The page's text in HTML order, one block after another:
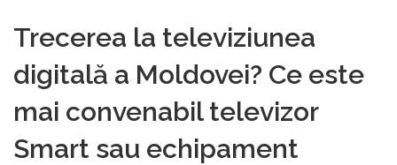
Trecerea la televiziunea
digitală a Moldovei? Ce este
mai convenabil televizor
Smart sau echipament